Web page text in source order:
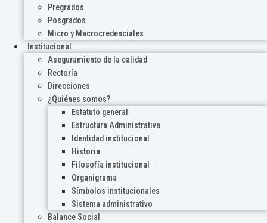
Pregrados
Posgrados
Micro y Macrocredenciales
Institucional
Aseguramiento de la calidad
Rectoría
Direcciones
¿Quiénes somos?
Estatuto general
Estructura Administrativa
Identidad institucional
Historia
Filosofía institucional
Organigrama
Símbolos institucionales
Sistema administrativo
Balance Social